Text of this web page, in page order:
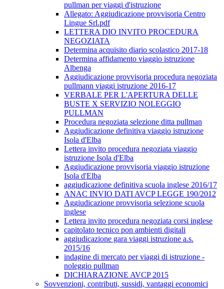
pullman per viaggi d'istruzione
Allegato: Aggiudicazione provvisoria Centro
Lingue Srl.pdf
LETTERA DIO INVITO PROCEDURA
NEGOZIATA
Determina acquisito diario scolastico 2017-18
Determina affidamento viaggio istruzione
Albenga
Aggiudicazione provvisoria procedura negoziata
pullmann viaggi istruzione 2016-17
VERBALE PER L'APERTURA DELLE
BUSTE X SERVIZIO NOLEGGIO
PULLMAN
Procedura negoziata selezione ditta pullman
Aggiudicazione definitiva viaggio istruzione
Isola d'Elba
Lettera invito procedura negoziata viaggio
istruzione Isola d'Elba
Aggiudicazione provvisoria viaggio istruzione
Isola d'Elba
aggiudicazione definitiva scuola inglese 2016/17
ANAC INVIO DATI AVCP LEGGE 190/2012
Aggiudicazione provvisoria selezione scuola
inglese
Lettera invito procedura negoziata corsi inglese
capitolato tecnico pon ambienti digitali
aggiudicazione gara viaggi istruzione a.s.
2015/16
indagine di mercato per viaggi di istruzione -
noleggio pullman
DICHIARAZIONE AVCP 2015
Sovvenzioni, contributi, sussidi, vantaggi economici